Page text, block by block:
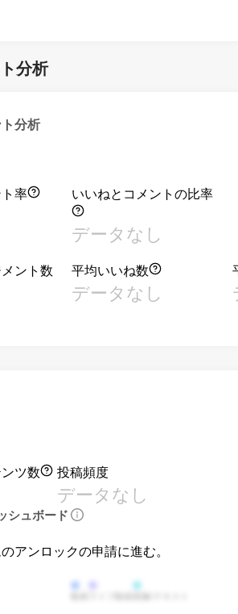
分析
分析
率 いいねとコメントの比率
データなし
ント数 平均いいね数
データなし
ツ数 投稿頻度
データなし
シュボード
アンロックの申請に進む。